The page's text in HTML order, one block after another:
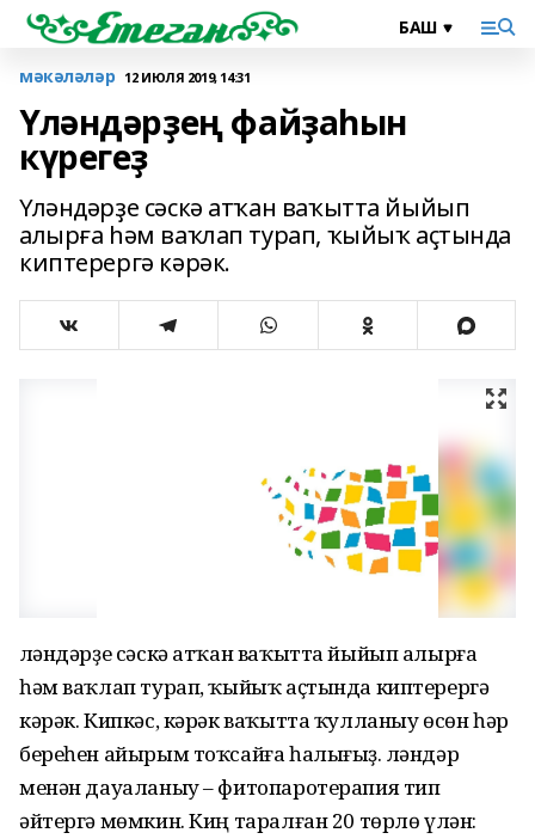
мәкәләләр 12 ИЮЛЯ 2019, 14:31
Үләндәрҙең файҙаһын
күрегеҙ
Үләндәрҙе сәскә атҡан ваҡытта йыйып
алырға һәм ваҡлап турап, ҡыйыҡ аҫтында
киптерергә кәрәк.
Үләндәрҙе сәскә атҡан ваҡытта йыйып алырға
һәм ваҡлап турап, ҡыйыҡ аҫтында киптерергә
кәрәк. Кипкәс, кәрәк ваҡытта ҡулланыу өсөн һәр
береһен айырым тоҡсайға һалығыҙ. Үләндәр
менән дауаланыу – фитопаротерапия тип
әйтергә мөмкин. Киң таралған 20 төрлө үлән: